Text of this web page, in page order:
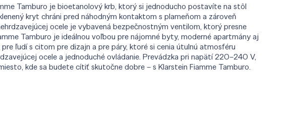
Tamburo je bioetanolový krb, ktorý si jednoducho postavíte na stôl
kryt chráni pred náhodným kontaktom s plameňom a zároveň
ocele je vybavená bezpečnostným ventilom, ktorý presne
Tamburo je ideálnou voľbou pre nájomné byty, moderné apartmány aj
ľudí s citom pre dizajn a pre páry, ktoré si cenia útulnú atmosféru
ocele a jednoduché ovládanie. Prevádzka pri napätí 220–240 V,
kde sa budete cítiť skutočne dobre – s Klarstein Fiamme Tamburo.